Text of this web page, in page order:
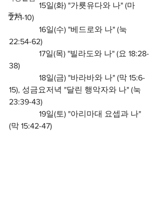
주보
15일(화) "가룟유다와 나" (마
27:1-10)
16일(수) "베드로와 나" (눅
22:54-62)
17일(목) "빌라도와 나" (요 18:28-
38)
18일(금) "바라바와 나" (막 15:6-
15), 성금요저녁 "달린 행악자와 나" (눅
23:39-43)
19일(토) "아리마대 요셉과 나"
(막 15:42-47)